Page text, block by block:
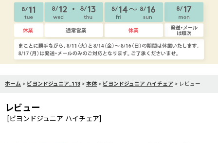
ホーム > ビヨンドジュニア_113 > 本体 > ビヨンドジュニア ハイチェア > レビュー
レビュー
[ビヨンドジュニア ハイチェア]